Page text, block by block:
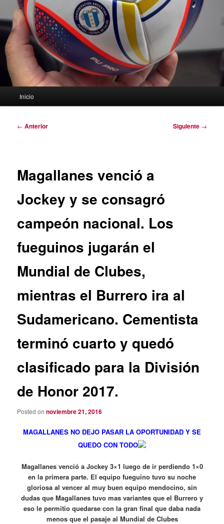
Inicio
Navegación
← Anterior Siguiente →
Magallanes venció a
Jockey y se consagró
campeón nacional. Los
fueguinos jugarán el
Mundial de Clubes,
mientras el Burrero ira al
Sudamericano. Cementista
terminó cuarto y quedó
clasificado para la División
de Honor 2017.
Posted onnoviembre 21, 2016
MAGALLANES NO DEJO PASAR LA OPORTUNIDAD Y SE
QUEDO CON TODO
Magallanes venció a Jockey 3×1 luego de ir perdiendo 1×0
en la primera parte. El equipo fueguino tuvo su noche
gloriosa al vencer al muy buen equipo mendocino, sin
dudas que Magallanes tuvo mas variantes que el Burrero y
eso le permitio quedarse con la gran final que daba nada
menos que el pasaje al Mundial de Clubes